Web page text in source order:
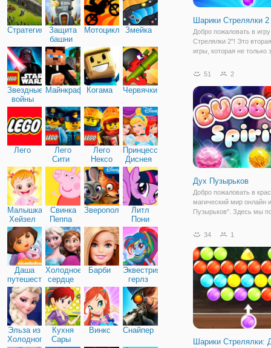
Стратегия
Защита
башни
МотоциклыЗмейка
Звездные
войны
МайнкрафтКогама Червячки
Лего
Лего
Сити
Лего
Нексо
Найтс
Принцессы
Диснея
Малышка
Хейзел
Свинка
Пеппа
Зверополис
Литл
Пони
Дружба
Даша
путешественница
Холодное
сердце
Барби
Эквестрия
герлз
Эльза из
Холодного
Кухня
Сары
Винкс Снайпер
Шарики Стрелялки 2
Добро пожаловать в
Стрелялки 2"! Это
игры, которая не только
хорошо потренирует
времени, тогда не
51 2
Дух Пузырьков
Добро пожаловать в
магический мир онлайн
Пузырьков". Здесь мы
пузырьки на свои
уничтожать шарики,
расположенные на
34 1
Шарики Стрелялки: